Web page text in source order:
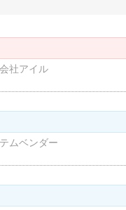
社アイル
ムベンダー